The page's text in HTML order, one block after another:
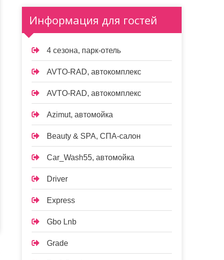
Информация для гостей
4 сезона, парк-отель
AVTO-RAD, автокомплекс
AVTO-RAD, автокомплекс
Azimut, автомойка
Beauty & SPA, СПА-салон
Car_Wash55, автомойка
Driver
Express
Gbo Lnb
Grade